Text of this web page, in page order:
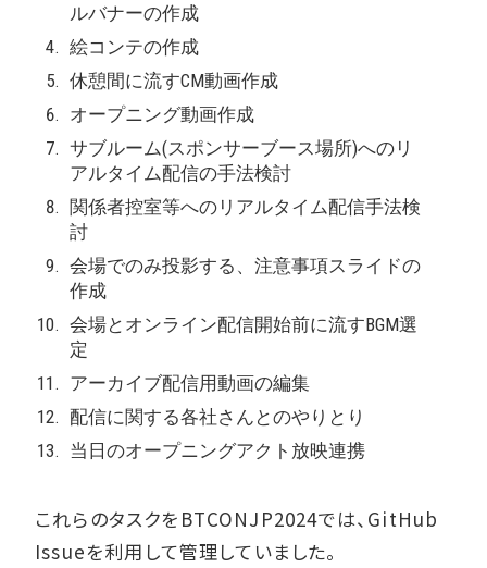
ルバナーの作成
絵コンテの作成
休憩間に流すCM動画作成
オープニング動画作成
サブルーム(スポンサーブース場所)へのリ
アルタイム配信の手法検討
関係者控室等へのリアルタイム配信手法検
討
会場でのみ投影する、注意事項スライドの
作成
会場とオンライン配信開始前に流すBGM選
定
アーカイブ配信用動画の編集
配信に関する各社さんとのやりとり
当日のオープニングアクト放映連携
これらのタスクをBTCONJP2024では、GitHub
Issueを利用して管理していました。